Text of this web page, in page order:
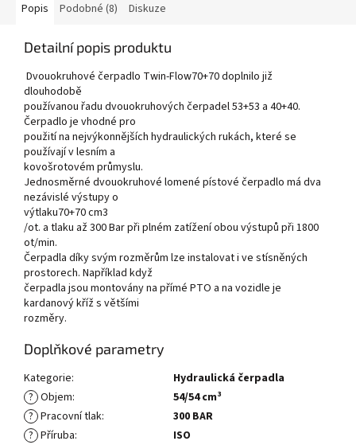
Popis Podobné (8) Diskuze
Detailní popis produktu
Dvouokruhové čerpadlo Twin-Flow70+70 doplnilo již
dlouhodobě
používanou řadu dvouokruhových čerpadel 53+53 a 40+40.
Čerpadlo je vhodné pro
použití na nejvýkonnějších hydraulických rukách, které se
používají v lesním a
kovošrotovém průmyslu.
Jednosměrné dvouokruhové lomené pístové čerpadlo má dva
nezávislé výstupy o
výtlaku70+70 cm3
/ot. a tlaku až 300 Bar při plném zatížení obou výstupů při 1800
ot/min.
Čerpadla díky svým rozměrům lze instalovat i ve stísněných
prostorech. Například když
čerpadla jsou montovány na přímé PTO a na vozidle je
kardanový kříž s většími
rozměry.
Doplňkové parametry
Kategorie:
Hydraulická čerpadla
? Objem:
54/54 cm³
? Pracovní tlak:
300 BAR
? Příruba: ISO